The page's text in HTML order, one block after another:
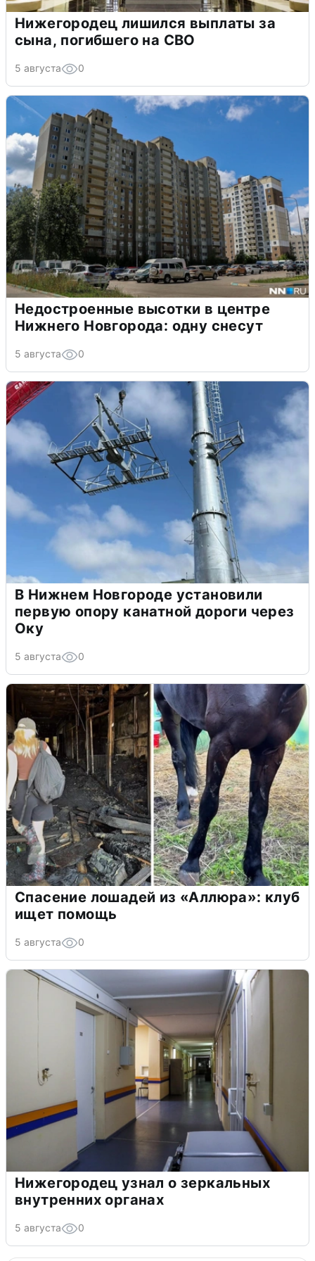
Нижегородец лишился выплаты за
сына, погибшего на СВО
5 августа 0
Недостроенные высотки в центре
Нижнего Новгорода: одну снесут
5 августа 0
В Нижнем Новгороде установили
первую опору канатной дороги через
Оку
5 августа 0
Спасение лошадей из «Аллюра»: клуб
ищет помощь
5 августа 0
Нижегородец узнал о зеркальных
внутренних органах
5 августа 0